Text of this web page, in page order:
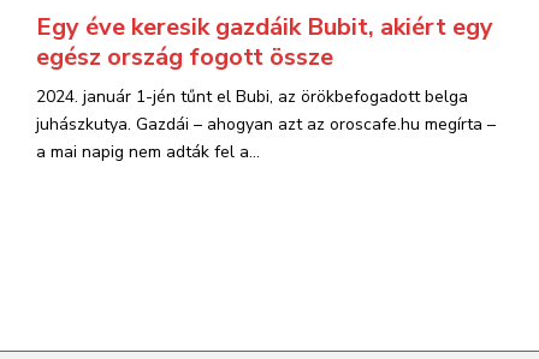
Egy éve keresik gazdáik Bubit, akiért egy
egész ország fogott össze
2024. január 1-jén tűnt el Bubi, az örökbefogadott belga
juhászkutya. Gazdái – ahogyan azt az oroscafe.hu megírta –
a mai napig nem adták fel a...